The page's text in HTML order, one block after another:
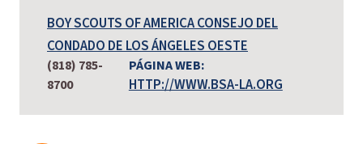
BOY SCOUTS OF AMERICA CONSEJO DEL
CONDADO DE LOS ÁNGELES OESTE
(818) 785-
8700
PÁGINA WEB:
HTTP://WWW.BSA-LA.ORG